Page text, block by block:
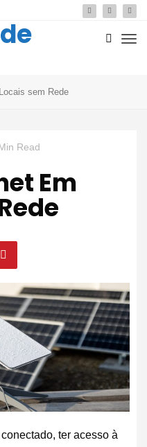
sem Rede
Read
Em
ter acesso à